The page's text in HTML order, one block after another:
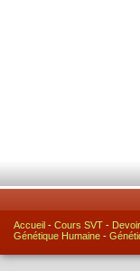
Accueil - Cours SVT -
Génétique Humaine -